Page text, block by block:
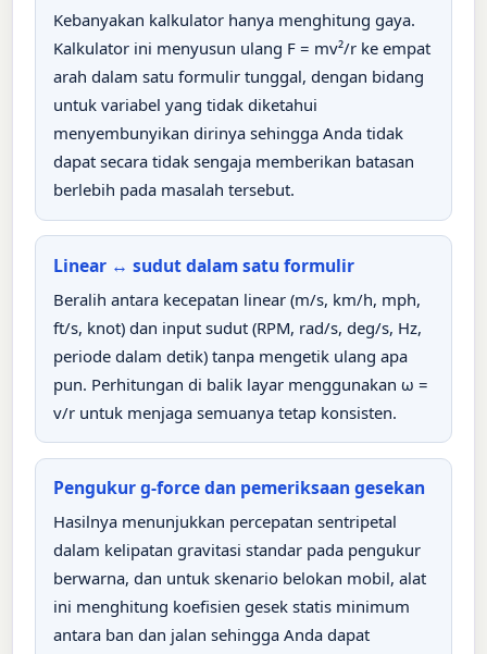
Kebanyakan kalkulator hanya menghitung gaya.
Kalkulator ini menyusun ulang F = mv²/r ke empat
arah dalam satu formulir tunggal, dengan bidang
untuk variabel yang tidak diketahui
menyembunyikan dirinya sehingga Anda tidak
dapat secara tidak sengaja memberikan batasan
berlebih pada masalah tersebut.
Linear ↔ sudut dalam satu formulir
Beralih antara kecepatan linear (m/s, km/h, mph,
ft/s, knot) dan input sudut (RPM, rad/s, deg/s, Hz,
periode dalam detik) tanpa mengetik ulang apa
pun. Perhitungan di balik layar menggunakan ω =
v/r untuk menjaga semuanya tetap konsisten.
Pengukur g-force dan pemeriksaan gesekan
Hasilnya menunjukkan percepatan sentripetal
dalam kelipatan gravitasi standar pada pengukur
berwarna, dan untuk skenario belokan mobil, alat
ini menghitung koefisien gesek statis minimum
antara ban dan jalan sehingga Anda dapat